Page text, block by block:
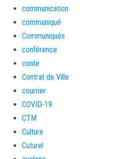
communication
communiqué
Communiqués
conférence
conte
Contrat de Ville
courrier
COVID-19
CTM
Culture
Cuturel